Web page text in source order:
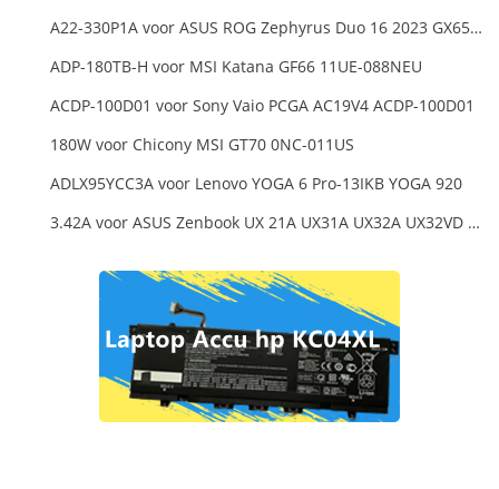
A22-330P1A voor ASUS ROG Zephyrus Duo 16 2023 GX650PY
ADP-180TB-H voor MSI Katana GF66 11UE-088NEU
ACDP-100D01 voor Sony Vaio PCGA AC19V4 ACDP-100D01
180W voor Chicony MSI GT70 0NC-011US
ADLX95YCC3A voor Lenovo YOGA 6 Pro-13IKB YOGA 920
3.42A voor ASUS Zenbook UX 21A UX31A UX32A UX32VD Series Ultrabook Models